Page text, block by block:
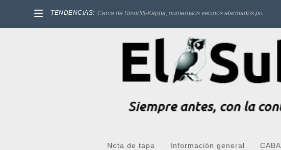
TENDENCIAS: Cerca de Smurfitt-Kappa, numerosos vecinos alarmados po...
Nota de tapa Información general CABA